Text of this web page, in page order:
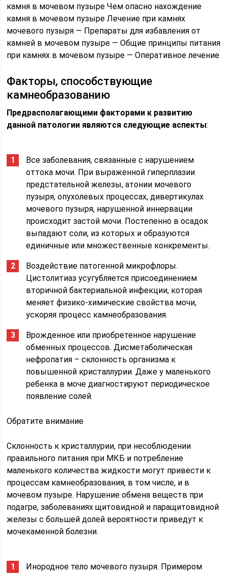
камня в мочевом пузыре Чем опасно нахождение
камня в мочевом пузыре Лечение при камнях
мочевого пузыря — Препараты для избавления от
камней в мочевом пузыре — Общие принципы питания
при камнях в мочевом пузыре — Оперативное лечение
Факторы, способствующие
камнеобразованию
Предрасполагающими факторами к развитию
данной патологии являются следующие аспекты:
Все заболевания, связанные с нарушением
оттока мочи. При выраженной гиперплазии
предстательной железы, атонии мочевого
пузыря, опухолевых процессах, дивертикулах
мочевого пузыря, нарушенной иннервации
происходит застой мочи. Постепенно в осадок
выпадают соли, из которых и образуются
единичные или множественные конкременты.
Воздействие патогенной микрофлоры.
Цистолитиаз усугубляется присоединением
вторичной бактериальной инфекции, которая
меняет физико-химические свойства мочи,
ускоряя процесс камнеобразования.
Врожденное или приобретенное нарушение
обменных процессов. Дисметаболическая
нефропатия – склонность организма к
повышенной кристаллурии. Даже у маленького
ребенка в моче диагностируют периодическое
появление солей.
Обратите внимание
Склонность к кристаллурии, при несоблюдении
правильного питания при МКБ и потребление
маленького количества жидкости могут привести к
процессам камнеобразования, в том числе, и в
мочевом пузыре. Нарушение обмена веществ при
подагре, заболеваниях щитовидной и паращитовидной
железы с большей долей вероятности приведут к
мочекаменной болезни.
Инородное тело мочевого пузыря. Примером